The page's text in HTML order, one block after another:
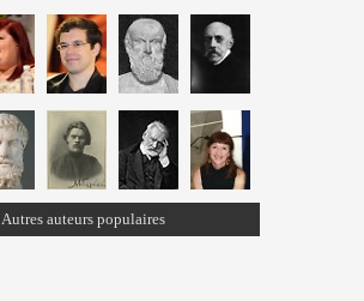
Autres auteurs populaires